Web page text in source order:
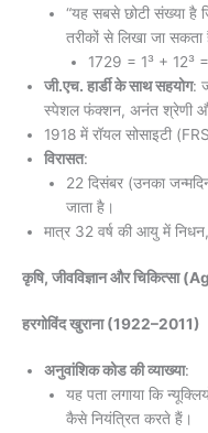
“यह सबसे छोटी संख्या
तरीकों से लिखा जा सकता
1729 = 1³ + 12³
जी.एच. हार्डी के साथ सहयोग:
स्पेशल फंक्शन, अनंत श्रेणी और
1918 में रॉयल सोसाइटी
विरासत:
22 दिसंबर (उनका
जाता है।
मात्र 32 वर्ष की आयु में
कृषि, जीवविज्ञान और
हरगोविंद खुराना(1922–2011)
अनुवांशिक कोड की व्याख्या:
यह पता लगाया कि
कैसे नियंत्रित करते हैं।